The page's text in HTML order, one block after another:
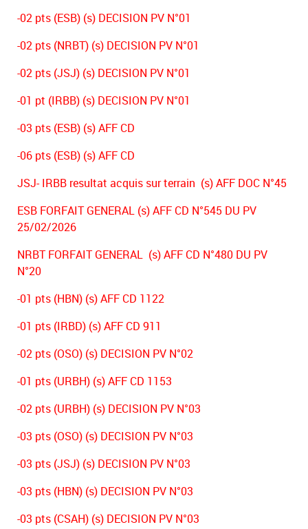
-02 pts (ESB) (s) DECISION PV N°01
-02 pts (NRBT) (s) DECISION PV N°01
-02 pts (JSJ) (s) DECISION PV N°01
-01 pt (IRBB) (s) DECISION PV N°01
-03 pts (ESB) (s) AFF CD
-06 pts (ESB) (s) AFF CD
JSJ- IRBB resultat acquis sur terrain (s) AFF DOC N°45
ESB FORFAIT GENERAL (s) AFF CD N°545 DU PV
25/02/2026
NRBT FORFAIT GENERAL (s) AFF CD N°480 DU PV
N°20
-01 pts (HBN) (s) AFF CD 1122
-01 pts (IRBD) (s) AFF CD 911
-02 pts (OSO) (s) DECISION PV N°02
-01 pts (URBH) (s) AFF CD 1153
-02 pts (URBH) (s) DECISION PV N°03
-03 pts (OSO) (s) DECISION PV N°03
-03 pts (JSJ) (s) DECISION PV N°03
-03 pts (HBN) (s) DECISION PV N°03
-03 pts (CSAH) (s) DECISION PV N°03